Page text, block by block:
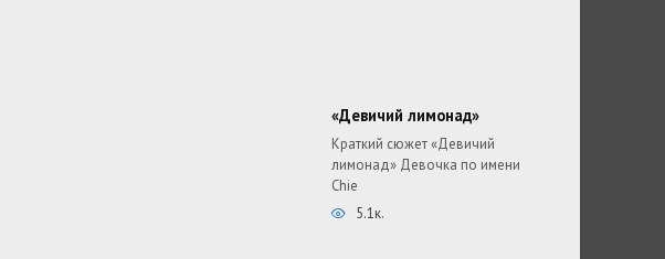
«Девичий лимонад»
Краткий сюжет «Девичий
лимонад» Девочка по имени
Chie
5.1к.